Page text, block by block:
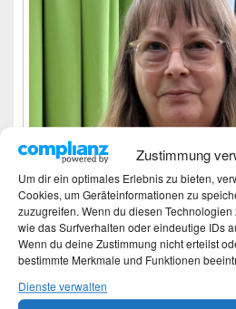
Zustimmung
Um dir ein optimales Erlebnis zu bieten,
Cookies, um Geräteinformationen zu
zuzugreifen. Wenn du diesen
wie das Surfverhalten oder eindeutige IDs
Wenn du deine Zustimmung nicht erteilst
bestimmte Merkmale und Funktionen
Dienste verwalten
Ich bin Martina und Autorin dieses Blogs.